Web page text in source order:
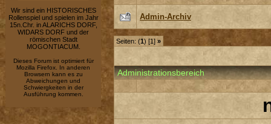
Wir sind ein HISTORISCHES
Rollenspiel und spielen im Jahr
15n.Chr. in ALARICHS DORF,
WIDARS DORF und der
römischen Stadt
MOGONTIACUM.
Dieses Forum ist optimiert für
Mozilla Firefox. In anderen
Browsern kann es zu
Abweichungen und
Schwiergkeiten in der
Ausführung kommen.
Admin-Archiv
Seiten: (1) [1] »
Administrationsbereich